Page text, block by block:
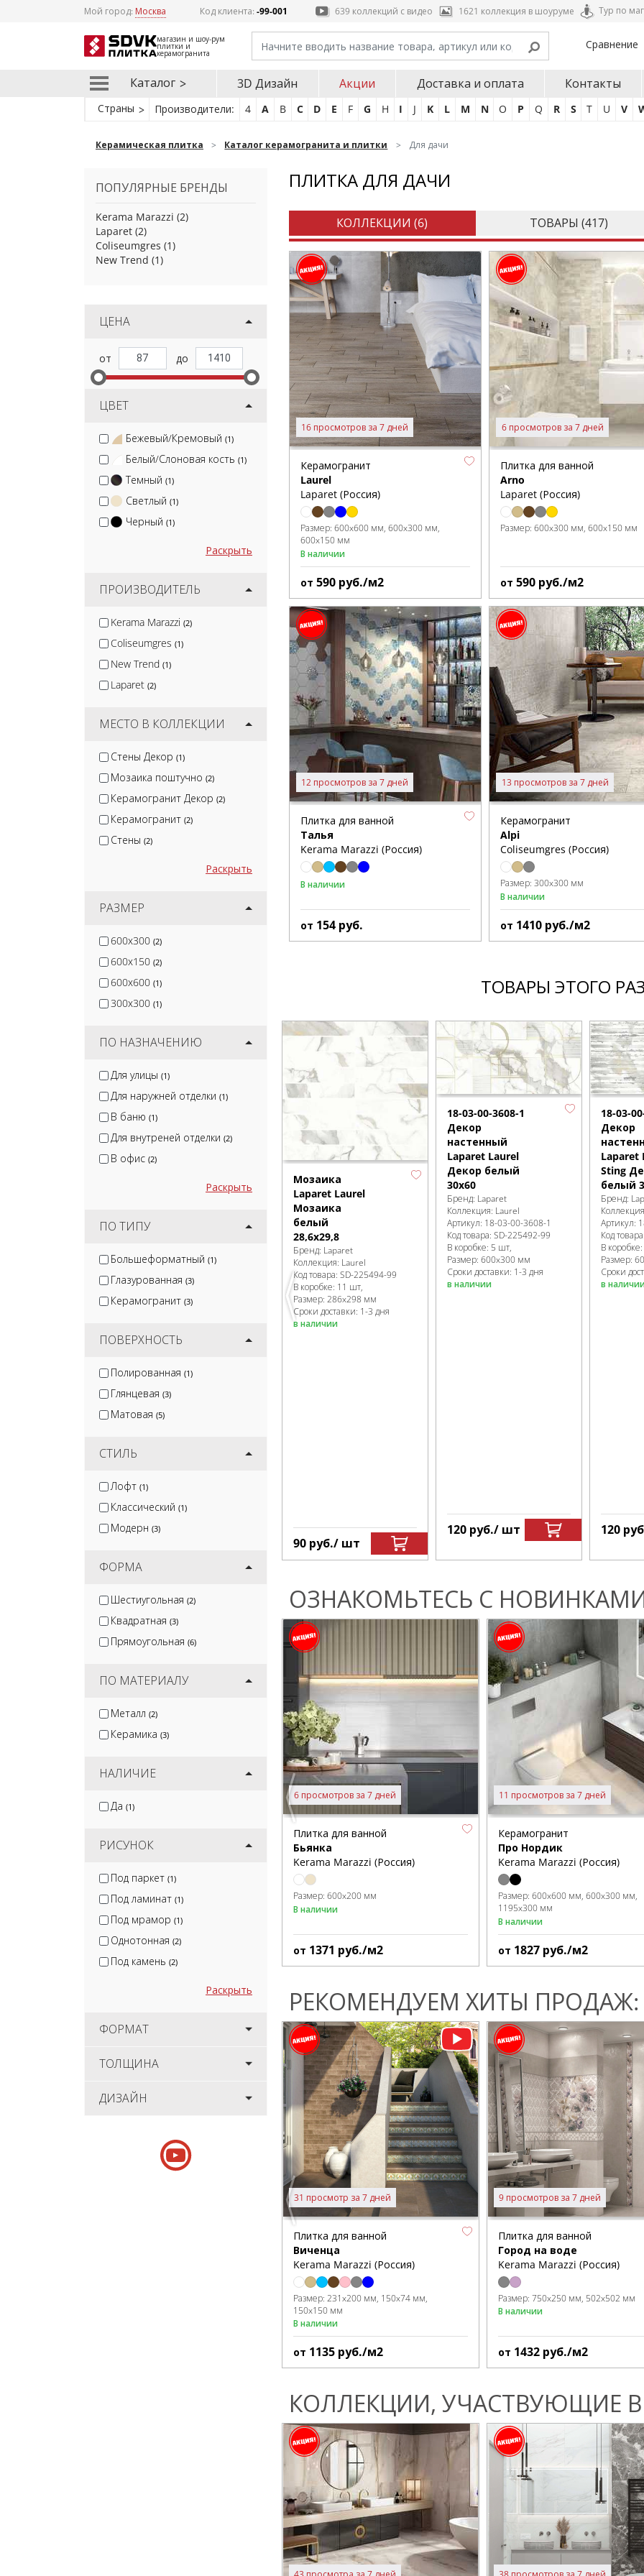
Мой город: Москва Код клиента: -99-001 639 коллекций с видео 1621 коллекция в шоуруме Тур по
магазин и шоу-рум
плитки и
керамогранита
Сравнение
Каталог 3D Дизайн Акции Доставка и оплата Контакты
Страны Производители: 4 A B C D E F G H I J K L M N O P Q R S T U V
Керамическая плитка Каталог керамогранита и плитки Для дачи
ПОПУЛЯРНЫЕ БРЕНДЫ
Kerama Marazzi (2)
Laparet (2)
Coliseumgres (1)
New Trend (1)
ЦЕНА
ЦВЕТ
Бежевый/Кремовый (1)
Белый/Слоновая кость (1)
Темный (1)
Светлый (1)
Черный (1)
Раскрыть
ПРОИЗВОДИТЕЛЬ
Kerama Marazzi (2)
Coliseumgres (1)
New Trend (1)
Laparet (2)
МЕСТО В КОЛЛЕКЦИИ
Стены Декор (1)
Мозаика поштучно (2)
Керамогранит Декор (2)
Керамогранит (2)
Стены (2)
Раскрыть
РАЗМЕР
600x300 (2)
600x150 (2)
600x600 (1)
300x300 (1)
ПО НАЗНАЧЕНИЮ
Для улицы (1)
Для наружней отделки (1)
В баню (1)
Для внутреней отделки (2)
В офис (2)
Раскрыть
ПО ТИПУ
Большеформатный (1)
Глазурованная (3)
Керамогранит (3)
ПОВЕРХНОСТЬ
Полированная (1)
Глянцевая (3)
Матовая (5)
СТИЛЬ
Лофт (1)
Классический (1)
Модерн (3)
ФОРМА
Шестиугольная (2)
Квадратная (3)
Прямоугольная (6)
ПО МАТЕРИАЛУ
Металл (2)
Керамика (3)
НАЛИЧИЕ
Да (1)
РИСУНОК
Под паркет (1)
Под ламинат (1)
Под мрамор (1)
Однотонная (2)
Под камень (2)
Раскрыть
ФОРМАТ
ТОЛЩИНА
ДИЗАЙН
ПЛИТКА ДЛЯ ДАЧИ
КОЛЛЕКЦИИ (6) ТОВАРЫ (417)
16 просмотров за 7 дней
Керамогранит
Laurel
Laparet (Россия)
Размер: 600x600 мм 600x300 мм
600x150 мм
В наличии
от 590 руб./м2
6 просмотров за 7 дней
Плитка для ванной
Arno
Laparet (Россия)
Размер:600x300 мм 600x150 мм
от590 руб./м2
12 просмотров за 7 дней
Плитка для ванной
Талья
Kerama Marazzi (Россия)
В наличии
от 154 руб.
13 просмотров за 7 дней
Керамогранит
Alpi
Coliseumgres (Россия)
Размер:300x300 мм
В наличии
от 1410 руб./м2
ТОВАРЫ ЭТОГО
Мозаика
Laparet Laurel
Мозаика
белый
28,6х29,8
Бренд: Laparet
Коллекция: Laurel
Код товара: SD-225494-99
В коробке: 11 шт,
Размер: 286x298 мм
Сроки доставки: 1-3 дня
в наличии
90 руб./ шт
18-03-00-3608-1
Декор
настенный
Laparet Laurel
Декор белый
30х60
Бренд: Laparet
Коллекция: Laurel
Артикул: 18-03-00-3608-1
Код товара: SD-225492-99
В коробке: 5 шт,
Размер: 600x300 мм
Сроки доставки: 1-3 дня
в наличии
120 руб./ шт
18-03-
Декор
Laparet
Sting
белый
Бренд:
Артикул:
Код товара:
В коробке:
Размер:
Сроки
в наличии
120
ОЗНАКОМЬТЕСЬ С
6 просмотров за 7 дней
Плитка для ванной
Бьянка
Kerama Marazzi (Россия)
Размер: 600x200 мм
В наличии
от 1371 руб./м2
11 просмотров за 7 дней
Керамогранит
Про Нордик
Kerama Marazzi (Россия)
Размер: 600x600 мм 600x300 мм
1195x300 мм
В наличии
от 1827 руб./м2
РЕКОМЕНДУЕМ ХИТЫ ПРОДАЖ:
31 просмотр за 7 дней
Плитка для ванной
Виченца
Kerama Marazzi (Россия)
Размер: 231x200 мм 150x74 мм
150x150 мм
В наличии
от 1135 руб./м2
9 просмотров за 7 дней
Плитка для ванной
Город на воде
Kerama Marazzi (Россия)
Размер: 750x250 мм 502x502 мм
В наличии
от 1432 руб./м2
КОЛЛЕКЦИИ, УЧАСТВУЮЩИЕ В